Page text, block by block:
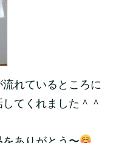
れているところに
てくれました＾＾